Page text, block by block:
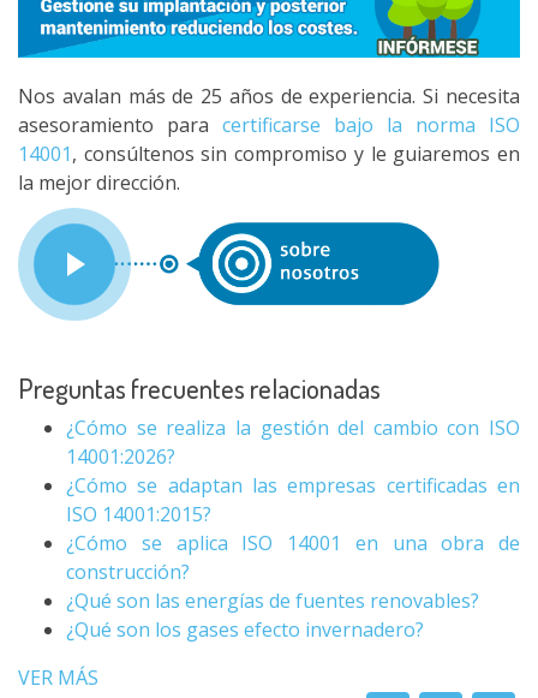
Nos avalan más de 25 años de experiencia. Si necesita
asesoramiento para certificarse bajo la norma ISO
14001, consúltenos sin compromiso y le guiaremos en
la mejor dirección.
Preguntas frecuentes relacionadas
¿Cómo se realiza la gestión del cambio con ISO
14001:2026?
¿Cómo se adaptan las empresas certificadas en
ISO 14001:2015?
¿Cómo se aplica ISO 14001 en una obra de
construcción?
¿Qué son las energías de fuentes renovables?
¿Qué son los gases efecto invernadero?
VER MÁS